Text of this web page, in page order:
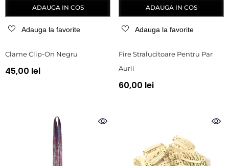
ADAUGA IN COS
Adauga la favorite
Clame Clip-On Negru
45,00 lei
ADAUGA IN COS
Adauga la favorite
Fire Stralucitoare Pentru Par
Aurii
60,00 lei